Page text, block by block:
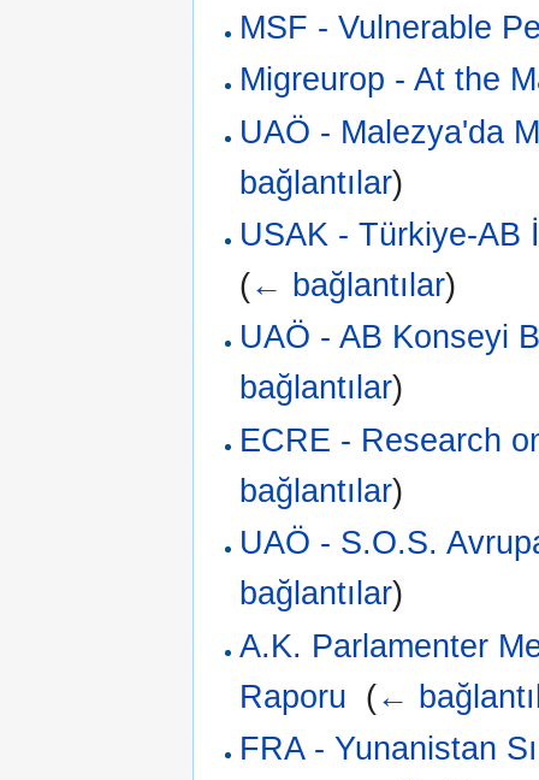
MSF - Vulnerable
Migreurop - At the
UAÖ - Malezya'da
bağlantılar)
USAK - Türkiye-AB
(← bağlantılar)
UAÖ - AB Konseyi
bağlantılar)
ECRE - Research
bağlantılar)
UAÖ - S.O.S.
bağlantılar)
A.K. Parlamenter
Raporu (←
FRA - Yunanistan